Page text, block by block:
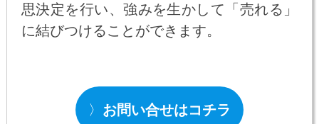
思決定を行い、強みを生かして「売れる」
に結びつけることができます。
〉 お問い合せはコチラ